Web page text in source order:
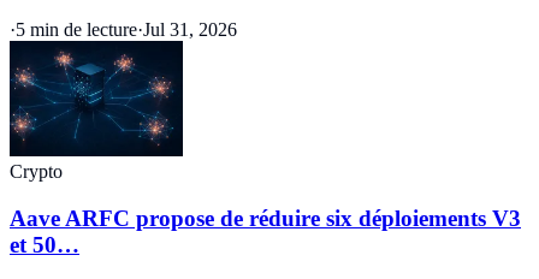
·5 min de lecture·Jul 31, 2026
Crypto
Aave ARFC propose de réduire six déploiements V3
et 50…